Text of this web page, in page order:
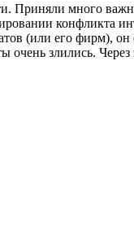
Приняли много
конфликта
(или его фирм), он
злились.